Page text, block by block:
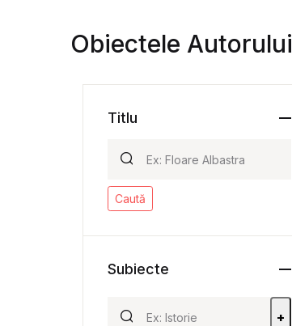
Obiectele Autorului
Titlu
Caută
Subiecte
+